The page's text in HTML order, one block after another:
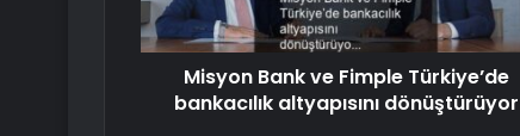
Misyon Bank ve Fimple Türkiye’de
bankacılık altyapısını dönüştürüyor